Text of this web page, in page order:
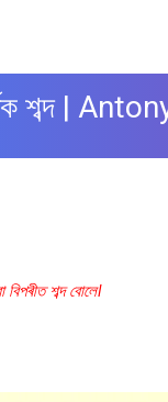
শব্দ |
বিপৰীত শব্দ বোলে।